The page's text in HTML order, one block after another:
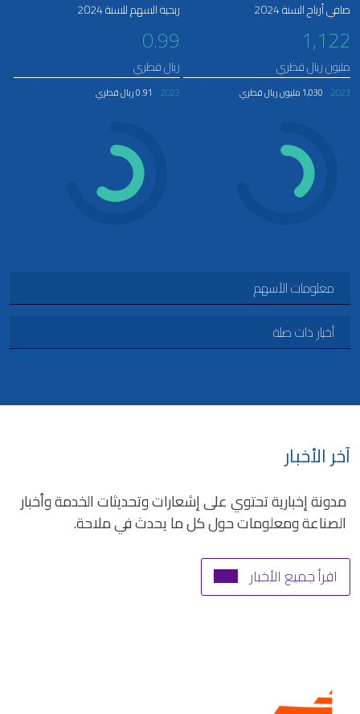
صافي أرباح السنة 2024
1,122
مليون ريال قطري
2023 1,030 مليون ريال قطري
ربحية السهم للسنة 2024
0.99
ريال قطري
2023 0.91 ريال قطري
معلومات الأسهم
أخبار ذات صلة
آخر الأخبار
مدونة إخبارية تحتوي على إشعارات وتحديثات الخدمة وأخبار
الصناعة ومعلومات حول كل ما يحدث في ملاحة.
اقرأ جميع الأخبار